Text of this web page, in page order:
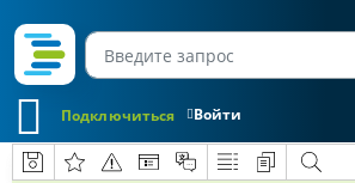
Войти
Подключиться